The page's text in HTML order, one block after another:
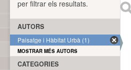
per filtrar els resultats.
AUTORS
Paisatge i Hàbitat Urbà (1)
MOSTRAR MÉS AUTORS
CATEGORIES